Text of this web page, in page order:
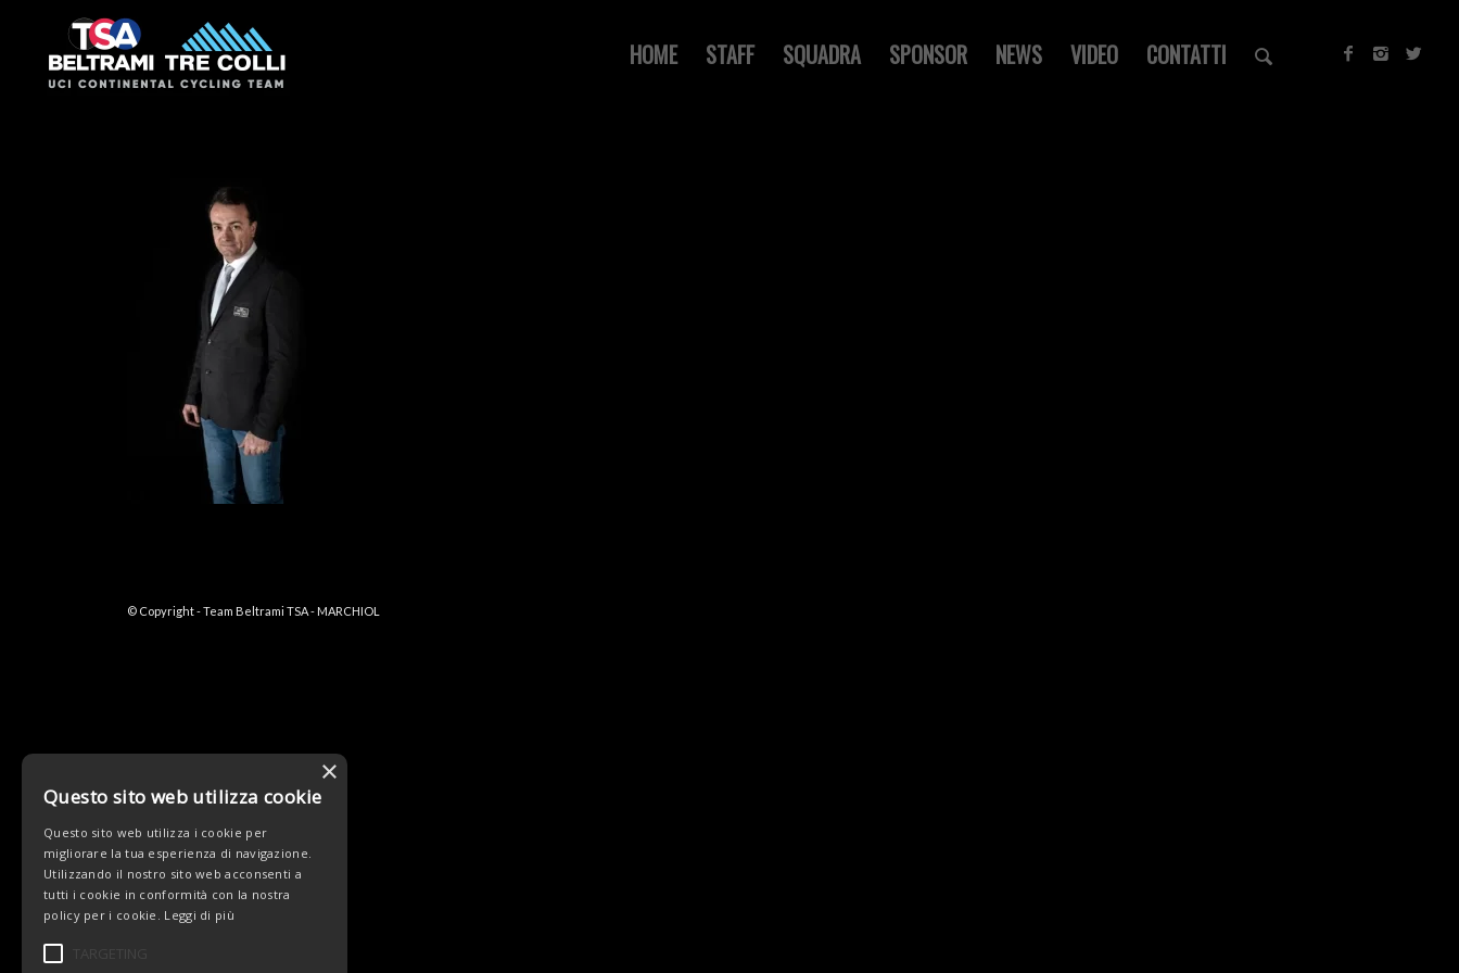
HOME STAFF SQUADRA SPONSOR NEWS VIDEO CONTATTI
© Copyright - Team Beltrami TSA - MARCHIOL
×
Questo sito web utilizza cookie
Questo sito web utilizza i cookie per
migliorare la tua esperienza di navigazione.
Utilizzando il nostro sito web acconsenti a
tutti i cookie in conformità con la nostra
policy per i cookie. Leggi di più
TARGETING